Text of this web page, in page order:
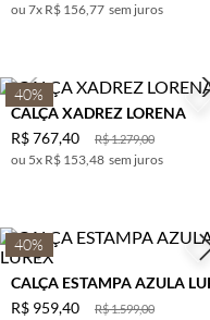
7x R$ 156,77 sem juros
40%
CALÇA XADREZ LORENA
R$1.279,00
R$767,40
5x R$ 153,48 sem juros
40%
CALÇA ESTAMPA AZULA
R$1.599,00
R$ 959,40